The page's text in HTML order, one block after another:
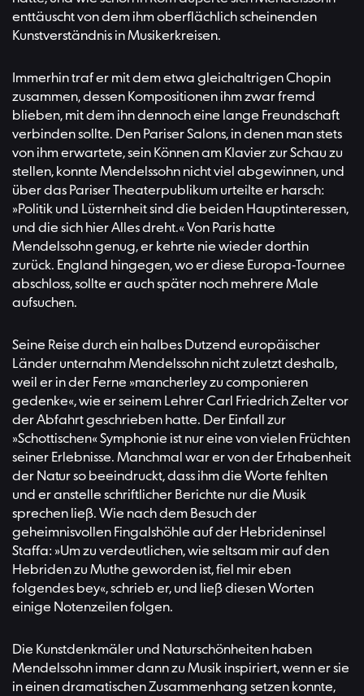
enttäuscht von dem ihm oberflächlich scheinenden
Kunstverständnis in Musikerkreisen.
Immerhin traf er mit dem etwa gleichaltrigen Chopin
zusammen, dessen Kompositionen ihm zwar fremd
blieben, mit dem ihn dennoch eine lange Freundschaft
verbinden sollte. Den Pariser Salons, in denen man stets
von ihm erwartete, sein Können am Klavier zur Schau zu
stellen, konnte Mendelssohn nicht viel abgewinnen, und
über das Pariser Theaterpublikum urteilte er harsch:
»Politik und Lüsternheit sind die beiden Hauptinteressen,
und die sich hier Alles dreht.« Von Paris hatte
Mendelssohn genug, er kehrte nie wieder dorthin
zurück. England hingegen, wo er diese Europa-Tournee
abschloss, sollte er auch später noch mehrere Male
aufsuchen.
Seine Reise durch ein halbes Dutzend europäischer
Länder unternahm Mendelssohn nicht zuletzt deshalb,
weil er in der Ferne »mancherley zu componieren
gedenke«, wie er seinem Lehrer Carl Friedrich Zelter vor
der Abfahrt geschrieben hatte. Der Einfall zur
»Schottischen« Symphonie ist nur eine von vielen Früchten
seiner Erlebnisse. Manchmal war er von der Erhabenheit
der Natur so beeindruckt, dass ihm die Worte fehlten
und er anstelle schriftlicher Berichte nur die Musik
sprechen ließ. Wie nach dem Besuch der
geheimnisvollen Fingalshöhle auf der Hebrideninsel
Staffa: »Um zu verdeutlichen, wie seltsam mir auf den
Hebriden zu Muthe geworden ist, fiel mir eben
folgendes bey«, schrieb er, und ließ diesen Worten
einige Notenzeilen folgen.
Die Kunstdenkmäler und Naturschönheiten haben
Mendelssohn immer dann zu Musik inspiriert, wenn er sie
in einen dramatischen Zusammenhang setzen konnte,